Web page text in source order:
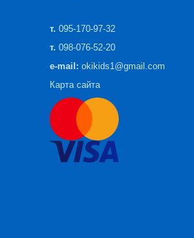
т. 095-170-97-32
т. 098-076-52-20
e-mail: okikids1@gmail.com
Карта сайта